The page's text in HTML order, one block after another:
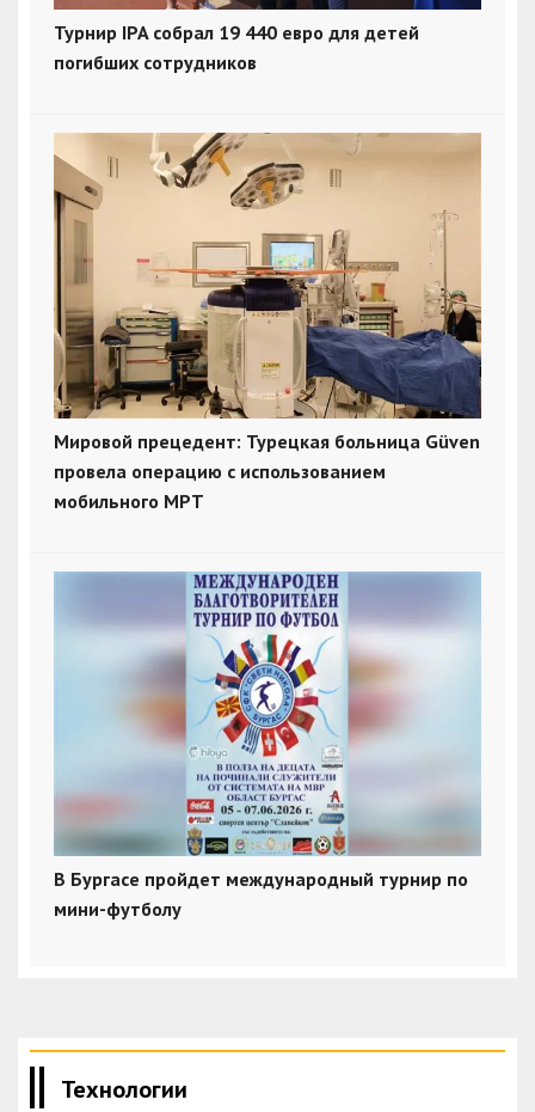
Турнир IPA собрал 19 440 евро для детей
погибших сотрудников
Мировой прецедент: Турецкая больница Güven
провела операцию с использованием
мобильного МРТ
В Бургасе пройдет международный турнир по
мини-футболу
Технологии